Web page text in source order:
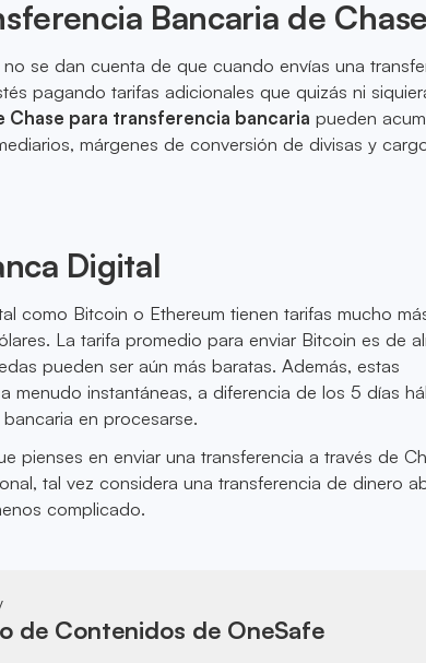
Bancaria de Chase
se dan cuenta de que cuando envías una
pagando tarifas adicionales que quizás ni
Chase para transferencia bancaria pueden
márgenes de conversión de divisas y
Digital
como Bitcoin o Ethereum tienen tarifas mucho
La tarifa promedio para enviar Bitcoin es de
pueden ser aún más baratas. Además, estas
menudo instantáneas, a diferencia de los 5 días
en procesarse.
pienses en enviar una transferencia a través de
tal vez considera una transferencia de dinero
complicado.
de Contenidos de OneSafe